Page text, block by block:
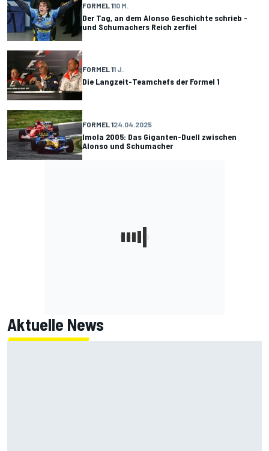
FORMEL 110 M.
Der Tag, an dem Alonso Geschichte schrieb -
und Schumachers Reich zerfiel
FORMEL 11 J.
Die Langzeit-Teamchefs der Formel 1
FORMEL 124.04.2025
Imola 2005: Das Giganten-Duell zwischen
Alonso und Schumacher
Aktuelle News